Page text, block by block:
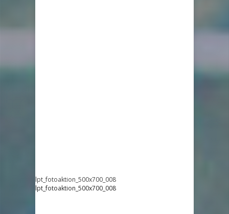
lpt_fotoaktion_500x700_008
lpt_fotoaktion_500x700_008